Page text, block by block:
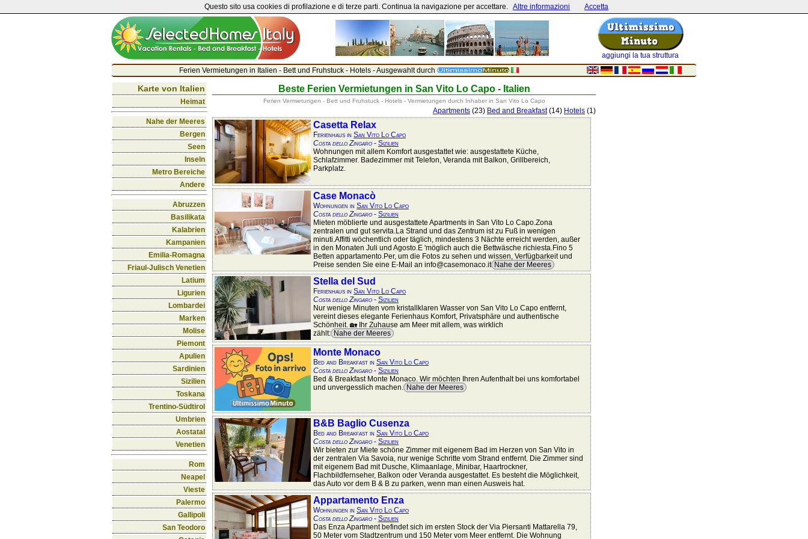
aggiungi la tua struttura
Ferien Vermietungen in Italien - Bett und Fruhstuck - Hotels - Ausgewahlt durch
Karte von Italien
Heimat
Nahe der Meeres
Bergen
Seen
Inseln
Metro Bereiche
Andere
Abruzzen
Basilikata
Kalabrien
Kampanien
Emilia-Romagna
Friaul-Julisch Venetien
Latium
Ligurien
Lombardei
Marken
Molise
Piemont
Apulien
Sardinien
Sizilien
Toskana
Trentino-Südtirol
Umbrien
Aostatal
Venetien
Rom
Neapel
Vieste
Palermo
Gallipoli
San Teodoro
Beste Ferien Vermietungen in San Vito Lo Capo - Italien
Ferien Vermietungen - Bett und Fruhstuck - Hotels - Vermietungen durch Inhaber in San Vito Lo Capo
Apartments (23) Bed and Breakfast(14) Hotels (1)
Casetta Relax
Ferienhaus in San Vito Lo Capo
Costa dello Zingaro - Sizilien
Wohnungen mit allem Komfort ausgestattet wie: ausgestattete Küche,
Schlafzimmer. Badezimmer mit Telefon, Veranda mit Balkon, Grillbereich,
Parkplatz.
Case Monacò
Wohnungen in San Vito Lo Capo
Costa dello Zingaro - Sizilien
Mieten möblierte und ausgestattete Apartments in San Vito Lo Capo.Zona
zentralen und gut servita.La Strand und das Zentrum ist zu Fuß in wenigen
minuti.Affitti wöchentlich oder täglich, mindestens 3 Nächte erreicht werden, außer
in den Monaten Juli und Agosto.E 'möglich auch die Bettwäsche richiesta.Fino 5
Betten appartamento.Per, um die Fotos zu sehen und wissen, Verfügbarkeit und
Preise senden Sie eine E-Mail an info@casemonaco.it Nahe der Meeres
Stella del Sud
Ferienhaus in San Vito Lo Capo
Costa dello Zingaro - Sizilien
Nur wenige Minuten vom kristallklaren Wasser von San Vito Lo Capo entfernt,
vereint dieses elegante Ferienhaus Komfort, Privatsphäre und authentische
Schönheit. 🏡 Ihr Zuhause am Meer mit allem, was wirklich
zählt: Nahe der Meeres
Monte Monaco
Bed and Breakfast in San Vito Lo Capo
Costa dello Zingaro - Sizilien
Bed & Breakfast Monte Monaco. Wir möchten Ihren Aufenthalt bei uns komfortabel
und unvergesslich machen. Nahe der Meeres
B&B Baglio Cusenza
Bed and Breakfast in San Vito Lo Capo
Costa dello Zingaro - Sizilien
Wir bieten zur Miete schöne Zimmer mit eigenem Bad im Herzen von San Vito in
der zentralen Via Savoia, nur wenige Schritte vom Strand entfernt. Die Zimmer sind
mit eigenem Bad mit Dusche, Klimaanlage, Minibar, Haartrockner,
Flachbildfernseher, Balkon oder Veranda ausgestattet. Es besteht die Möglichkeit,
das Auto vor dem B & B zu parken, wenn man einen Ausweis hat.
Appartamento Enza
Wohnungen in San Vito Lo Capo
Costa dello Zingaro - Sizilien
Das Enza Apartment befindet sich im ersten Stock der Via Piersanti Mattarella 79,
50 Meter vom Stadtzentrum und 150 Meter vom Meer entfernt. Die Wohnung
Questo sito usa cookies di profilazione e di terze parti. Continua la navigazione per accettare. Altre informazioni Accetta